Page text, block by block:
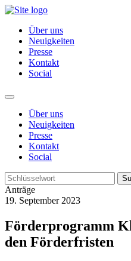
Über uns
Neuigkeiten
Presse
Kontakt
Social
Über uns
Neuigkeiten
Presse
Kontakt
Social
Anträge
19. September 2023
Förderprogramm
den Förderfristen